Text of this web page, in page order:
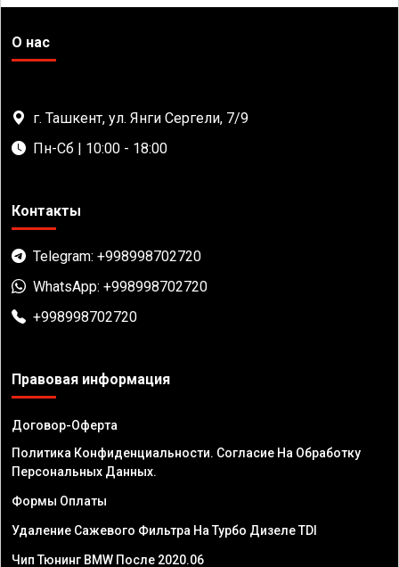
О нас
г. Ташкент, ул. Янги Сергели, 7/9
Пн-Сб | 10:00 - 18:00
Контакты
Telegram: +998998702720
WhatsApp: +998998702720
+998998702720
Правовая информация
Договор-Оферта
Политика Конфиденциальности. Согласие На Обработку
Персональных Данных.
Формы Оплаты
Удаление Сажевого Фильтра На Турбо Дизеле TDI
Чип Тюнинг BMW После 2020.06